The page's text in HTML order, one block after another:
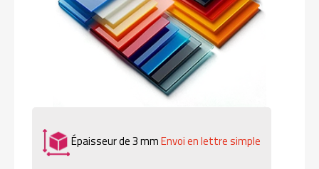
Épaisseur de 3 mmEnvoi en lettre simple